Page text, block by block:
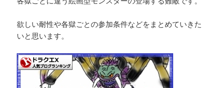
欲しい耐性や各獄ごとの参加条件などをまとめていきた
いと思います。